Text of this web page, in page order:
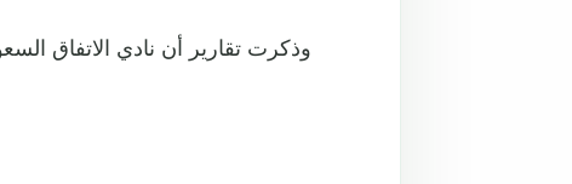
وذكرت تقارير أن نادي الاتفاق